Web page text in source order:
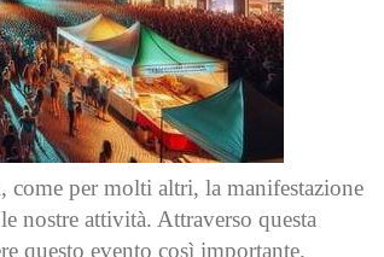
per molti altri, la manifestazione
nostre attività. Attraverso questa
questo evento così importante.